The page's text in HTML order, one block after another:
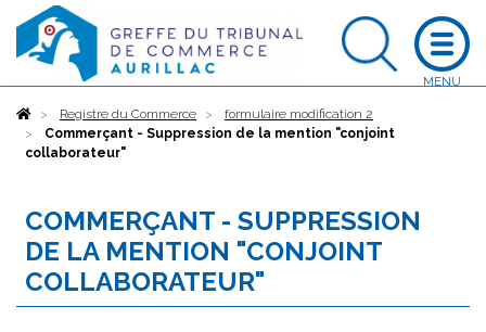
AccueilRegistre du Commerce
formulaire modification 2
Commerçant - Suppression de la mention "conjoint
collaborateur"
COMMERÇANT - SUPPRESSION
DE LA MENTION "CONJOINT
COLLABORATEUR"